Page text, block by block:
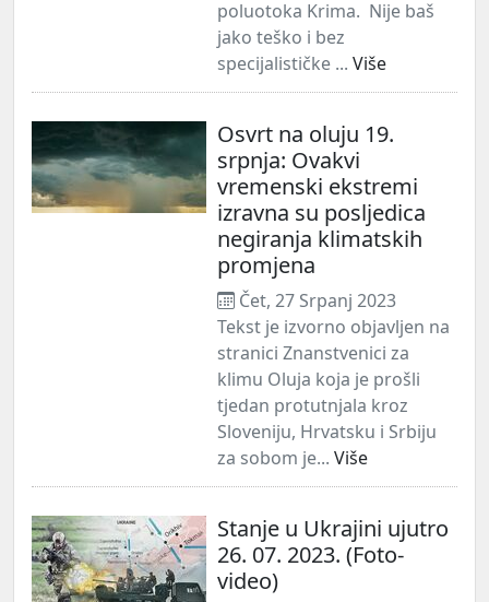
poluotoka Krima. Nije baš
jako teško i bez
specijalističke ... Više
Osvrt na oluju 19.
srpnja: Ovakvi
vremenski ekstremi
izravna su posljedica
negiranja klimatskih
promjena
Čet, 27 Srpanj 2023
Tekst je izvorno objavljen na
stranici Znanstvenici za
klimu Oluja koja je prošli
tjedan protutnjala kroz
Sloveniju, Hrvatsku i Srbiju
za sobom je... Više
Stanje u Ukrajini ujutro
26. 07. 2023. (Foto-
video)